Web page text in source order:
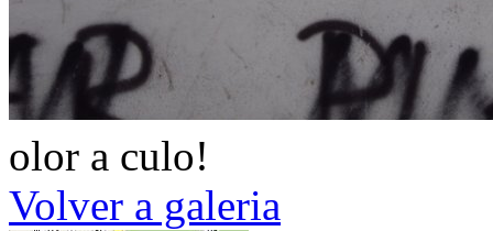
olor a culo!
Volver a galeria